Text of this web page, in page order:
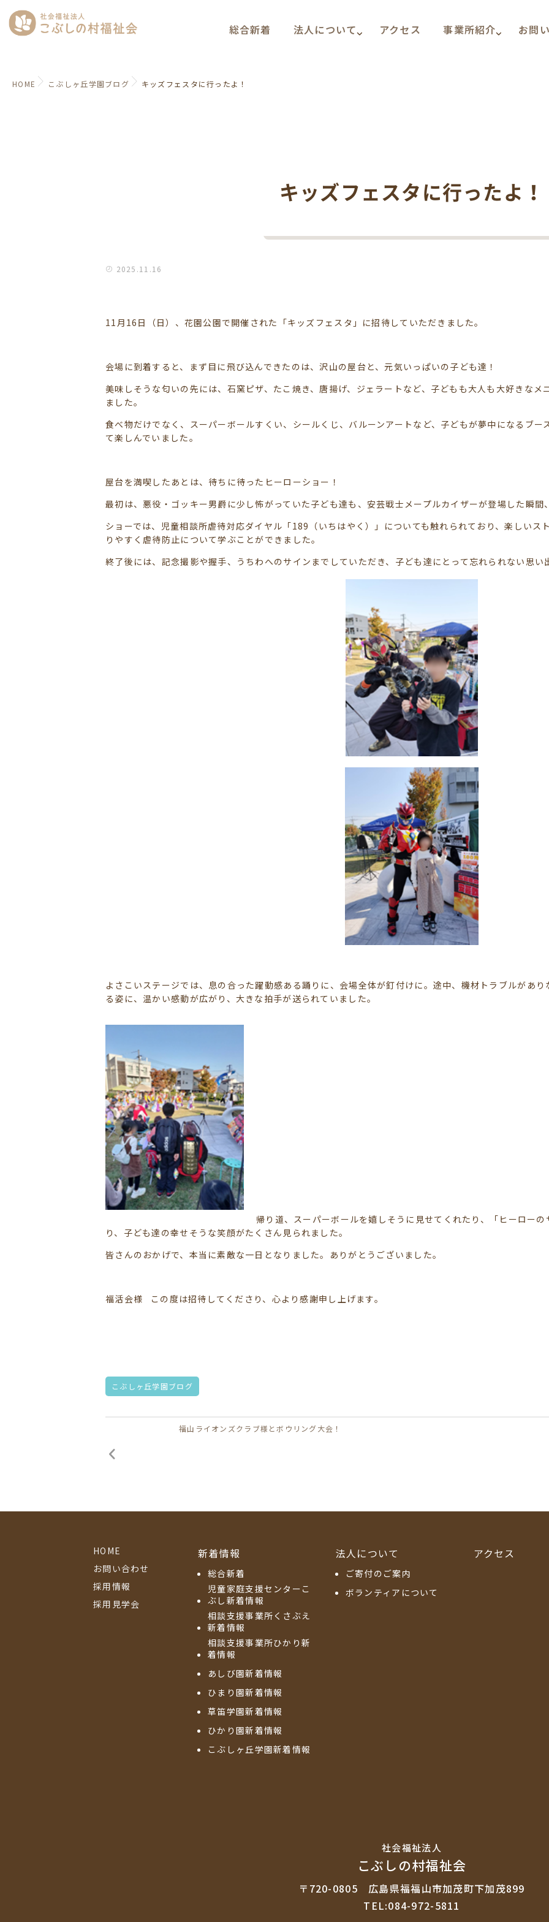
総合新着 法人について アクセス 事業所紹介 お問
HOME こぶしヶ丘学園ブログ キッズフェスタに行ったよ！
キッズフェスタに行ったよ！
2025.11.16
11月16日（日）、花園公園で開催された「キッズフェスタ」に招待していただきました。
会場に到着すると、まず目に飛び込んできたのは、沢山の屋台と、元気いっぱいの子ども達！
美味しそうな匂いの先には、石窯ピザ、たこ焼き、唐揚げ、ジェラートなど、子どもも大人も大好きなメ
ました。
食べ物だけでなく、スーパーボールすくい、シールくじ、バルーンアートなど、子どもが夢中になるブー
て楽しんでいました。
屋台を満喫したあとは、待ちに待ったヒーローショー！
最初は、悪役・ゴッキー男爵に少し怖がっていた子ども達も、安芸戦士メープルカイザーが登場した瞬間
ショーでは、児童相談所虐待対応ダイヤル「189（いちはやく）」についても触れられており、楽しいス
りやすく虐待防止について学ぶことができました。
終了後には、記念撮影や握手、うちわへのサインまでしていただき、子ども達にとって忘れられない思い
よさこいステージでは、息の合った躍動感ある踊りに、会場全体が釘付けに。途中、機材トラブルがあ
る姿に、温かい感動が広がり、大きな拍手が送られていました。
帰り道、スーパーボールを嬉しそうに見せてくれたり、「ヒーロー
り、子ども達の幸せそうな笑顔がたくさん見られました。
皆さんのおかげで、本当に素敵な一日となりました。ありがとうございました。
福活会様 この度は招待してくださり、心より感謝申し上げます。
こぶしヶ丘学園ブログ
福山ライオンズクラブ様とボウリング大会！
HOME
お問い合わせ
採用情報
採用見学会
新着情報
総合新着
児童家庭支援センターこ
ぶし新着情報
相談支援事業所くさぶえ
新着情報
相談支援事業所ひかり新
着情報
あしび園新着情報
ひまり園新着情報
草笛学園新着情報
ひかり園新着情報
こぶしヶ丘学園新着情報
法人について
ご寄付のご案内
ボランティアについて
アクセス
社会福祉法⼈
こぶしの村福祉会
〒720-0805 広島県福福山市加茂町下加茂899
TEL:084-972-5811